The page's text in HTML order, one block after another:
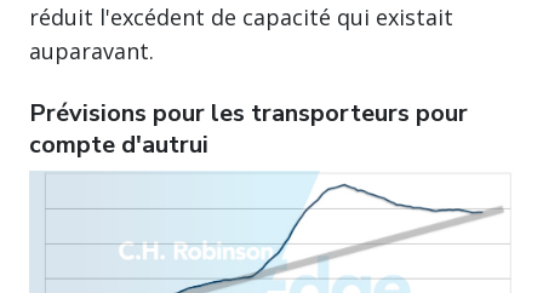
réduit l'excédent de capacité qui existait
auparavant.
Prévisions pour les transporteurs pour
compte d'autrui